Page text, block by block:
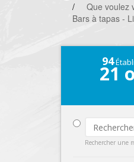
/ Que voulez
Bars à tapas -
94
21
Rechercher une